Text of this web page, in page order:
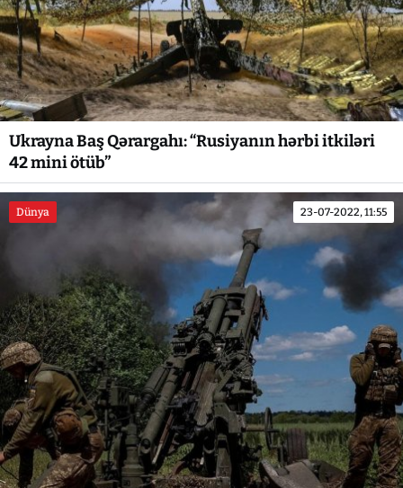
Ukrayna Baş Qərargahı: “Rusiyanın hərbi itkiləri
42 mini ötüb”
Dünya 23-07-2022, 11:55